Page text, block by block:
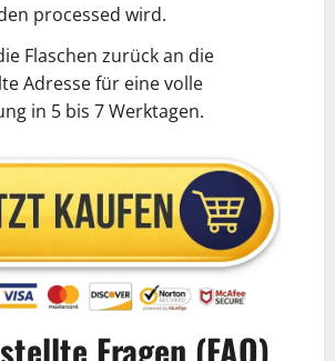
processed wird.
Flaschen zurück an die
Adresse für eine volle
in 5 bis 7 Werktagen.
Fragen (FAQ)